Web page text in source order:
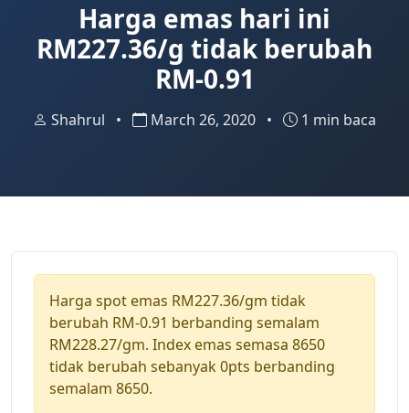
Harga emas hari ini
RM227.36/g tidak berubah
RM-0.91
Shahrul • March 26, 2020 • 1 min baca
Harga spot emas RM227.36/gm tidak
berubah RM-0.91 berbanding semalam
RM228.27/gm. Index emas semasa 8650
tidak berubah sebanyak 0pts berbanding
semalam 8650.